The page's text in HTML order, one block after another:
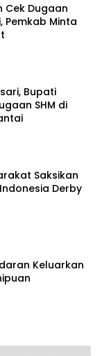
Cek Dugaan
Pemkab Minta
Bupati
SHM di
Saksikan
Derby
Keluarkan